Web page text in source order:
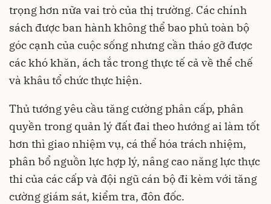
trọng hơn nữa vai trò của thị trường. Các chính
sách được ban hành không thể bao phủ toàn bộ
góc cạnh của cuộc sống nhưng cần tháo gỡ được
các khó khăn, ách tắc trong thực tế cả về thể chế
và khâu tổ chức thực hiện.
Thủ tướng yêu cầu tăng cường phân cấp, phân
quyền trong quản lý đất đai theo hướng ai làm tốt
hơn thì giao nhiệm vụ, cá thể hóa trách nhiệm,
phân bổ nguồn lực hợp lý, nâng cao năng lực thực
thi của các cấp và đội ngũ cán bộ đi kèm với tăng
cường giám sát, kiểm tra, đôn đốc.